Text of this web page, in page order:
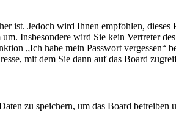
ist. Jedoch wird Ihnen empfohlen,
Insbesondere wird Sie kein Vertreter
„Ich habe mein Passwort
mit dem Sie dann auf das Board
zu speichern, um das Board betreiben